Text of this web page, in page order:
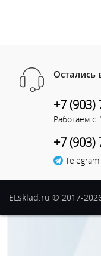
Остались
+7 (903)
Работаем с
+7 (903)
Telegram
ELsklad.ru © 2017-